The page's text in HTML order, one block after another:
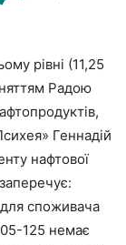
рівні (11,25
Радою
Геннадій
нафтової
споживача
125 немає